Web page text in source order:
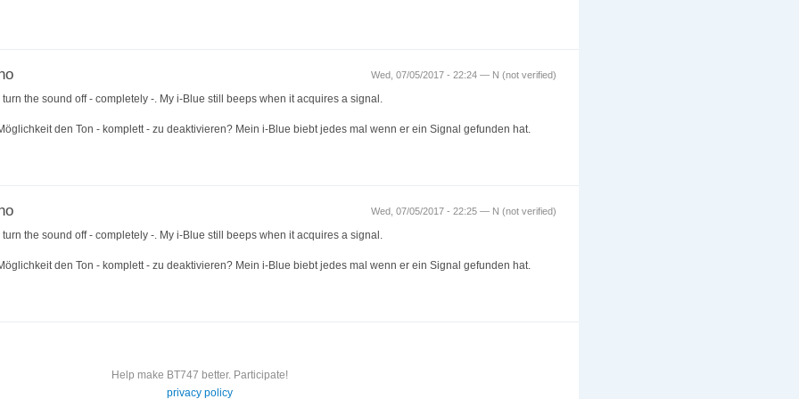
Wed, 07/05/2017 - 22:24 — N (not verified)
the sound off - completely -. My i-Blue still beeps when it acquires a signal.
den Ton - komplett - zu deaktivieren? Mein i-Blue biebt jedes mal wenn er ein Signal gefunden hat.
Wed, 07/05/2017 - 22:25 — N (not verified)
the sound off - completely -. My i-Blue still beeps when it acquires a signal.
den Ton - komplett - zu deaktivieren? Mein i-Blue biebt jedes mal wenn er ein Signal gefunden hat.
Help make BT747 better. Participate!
privacy policy